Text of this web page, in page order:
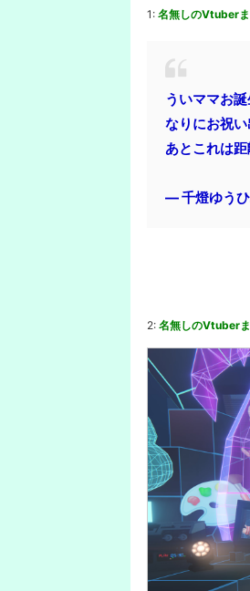
1: 名無しのVtuber
ういママお
なりにお祝
あとこれは
— 千燈ゆう
2: 名無しのVtuber